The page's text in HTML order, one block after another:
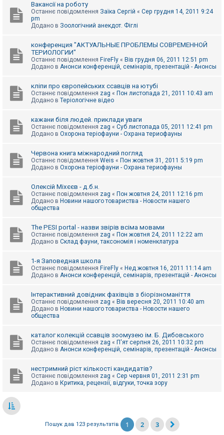
Вакансії на роботу
Останнє повідомлення Заїка Сергій « Сер грудня 14, 2011 9:24
pm
Додано в Зоологічний анекдот. Фіглі
конференция "АКТУАЛЬНЫЕ ПРОБЛЕМЫ СОВРЕМЕННОЙ
ТЕРИОЛОГИИ"
Останнє повідомлення FireFly « Вів грудня 06, 2011 12:51 pm
Додано в Анонси конференцій, семінарів, презентацій - Анонсы
кліпи про європейських ссавців на ютубі
Останнє повідомлення zag « Пон листопада 21, 2011 10:43 am
Додано в Теріологічне відео
кажани біля людей. приклади уваги
Останнє повідомлення zag « Суб листопада 05, 2011 12:41 pm
Додано в Охорона теріофауни - Охрана териофауны
Червона книга міжнародний погляд
Останнє повідомлення Weis « Пон жовтня 31, 2011 5:19 pm
Додано в Охорона теріофауни - Охрана териофауны
Олексій Міхєєв - д.б.н.
Останнє повідомлення zag « Пон жовтня 24, 2011 12:16 pm
Додано в Новини нашого товариства - Новости нашего
общества
The PESI portal - назви звірів всіма мовами
Останнє повідомлення zag « Пон жовтня 24, 2011 12:22 am
Додано в Склад фауни, таксономія і номенклатура
1-я Заповедная школа
Останнє повідомлення FireFly « Нед жовтня 16, 2011 11:14 am
Додано в Анонси конференцій, семінарів, презентацій - Анонсы
Інтерактивний довідник фахівців з біорізноманіття
Останнє повідомлення zag « Вів вересня 20, 2011 10:40 am
Додано в Новини нашого товариства - Новости нашего
общества
каталог колекцій ссавців зоомузею ім. Б. Дибовського
Останнє повідомлення zag « П'ят серпня 26, 2011 10:32 pm
Додано в Анонси конференцій, семінарів, презентацій - Анонсы
нестримний ріст кількості кандидатів?
Останнє повідомлення zag « Сер червня 01, 2011 2:31 pm
Додано в Критика, рецензії, відгуки, точка зору
Пошук дав 123 результатів 1 2 3